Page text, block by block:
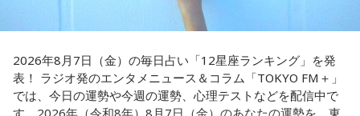
さらに、「末廣ブルース」も外せない1軒です。建物のレトロ
感が魅力の豚串専門店で、「タンだとかハラミだとかハツ、
と話します。「けっこうペッパーが強めで、かなりおいしい
豚串です」と太鼓判を押しました。
孤独を感じるなかで、「何かしなきゃ」との思いから、クラ
る」という気づきを得て、掃除の時間に机の上で松田聖子さ
んの「青い珊瑚礁」を歌いながら一発芸を披露。最初は教室
が静まり返ったものの、その後は「あんなに無口だった転校
2026年8月7日（金）の毎日占い「12星座ランキング」を発
表！ ラジオ発のエンタメニュース＆コラム「TOKYO FM＋」
では、今日の運勢や今週の運勢、心理テストなどを配信中で
す。2026年（令和8年）8月7日（金）のあなたの運勢を、東